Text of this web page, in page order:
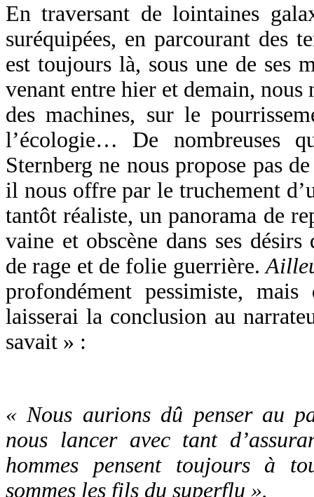
En traversant de lointaines
suréquipées, en parcourant des
est toujours là, sous une de ses
venant entre hier et demain,
des machines, sur le
l’écologie… De nombreuses
Sternberg ne nous propose pas
il nous offre par le truchement
tantôt réaliste, un panorama de
vaine et obscène dans ses
de rage et de folie guerrière.
profondément pessimiste,
laisserai la conclusion au
savait » :
« Nous aurions dû penser au
nous lancer avec tant
hommes pensent toujours à
sommes les fils du superflu ».